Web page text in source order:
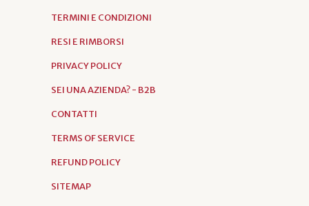
TERMINI E CONDIZIONI
RESI E RIMBORSI
PRIVACY POLICY
SEI UNA AZIENDA? - B2B
CONTATTI
TERMS OF SERVICE
REFUND POLICY
SITEMAP